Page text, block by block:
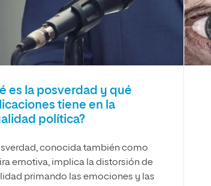
es la posverdad y qué
tiene en la
política?
conocida también como
emotiva, implica la distorsión de
primando las emociones y las